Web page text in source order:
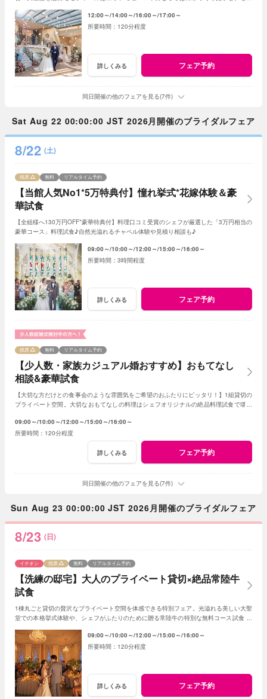
12:00～ 14:00～ 16:00～ 17:00～
120分程度
詳しくみる フェア予約
同日開催の他のフェアを見る(7件)
Sat Aug 22 00:00:00 JST 2026月開催のブライダルフェア
8/22 (土)
【当館人気No1*5万特典付】憧れ挙式*花嫁体験＆豪
華試食
残席 無料 リアルタイム予約
【全組様へ130万円OFF*豪華特典付】料理口コミ受賞のシェフが厳選した「3万円相当の
豪華コース」料理試食♪自然光溢れるチャペル体験や見積り相談も♪
09:00～ 10:00～ 12:00～ 15:00～ 16:00～
3時間程度
詳しくみる フェア予約
【少人数・家族カジュアル婚おすすめ】おもてなし
相談&豪華試食
残席 無料 リアルタイム予約
【大切な方だけとの食事会のような雰囲気をご希望のおふたりにピッタリ！】1組貸切の
プライベート空間。大切なおもてなしの料理はシェフオリジナルの絶品料理試食で堪能
09:00～ 10:00～ 12:00～ 15:00～ 16:00～
120分程度
詳しくみる フェア予約
同日開催の他のフェアを見る(7件)
Sun Aug 23 00:00:00 JST 2026月開催のブライダルフェア
8/23 (日)
【洗練の邸宅】大人のプライベート貸切×絶品常陸牛
試食
イチオシ 残席 無料 リアルタイム予約
1棟丸ごと貸切の贅沢なプライベート空間を体感できる特別フェア。光溢れる美しい大聖
堂での本格挙式体験や、シェフがふたりのために贈る常陸牛の特別な無料コース試食!ゲ
09:00～ 10:00～ 12:00～ 15:00～ 16:00～
120分程度
詳しくみる フェア予約